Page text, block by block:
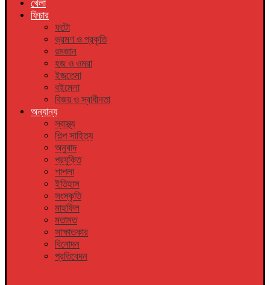
খেলা
ফিচার
ফটো
ভ্রমণ ও প্রকৃতি
রমজান
হজ ও ওমরা
ইজতেমা
বইমেলা
বিজয় ও স্বাধীনতা
অন্যান্য
স্বাস্থ্য
শিল্প সাহিত্য
অনুবাদ
প্রযুক্তি
শাপলা
ইতিহাস
সংস্কৃতি
মাহফিল
মতামত
সাক্ষাতকার
বিনোদন
প্রতিবেদন